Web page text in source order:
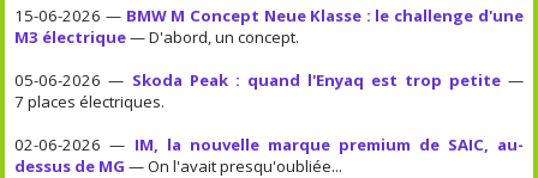
15-06-2026 — BMW M Concept Neue Klasse : le challenge d'une
M3 électrique— D'abord, un concept.
05-06-2026 — Skoda Peak : quand l'Enyaq est trop petite—
7 places électriques.
02-06-2026 — IM, la nouvelle marque premium de SAIC, au-
dessus de MG — On l'avait presqu'oubliée...